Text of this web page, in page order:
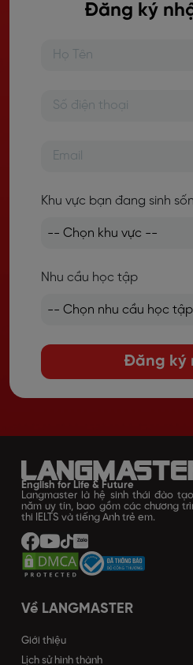
Đăng ký
Khu vực bạn đang sinh
Nhu cầu học tập
Đăng ký
English for Life & Future
Langmaster là hệ sinh thái đào
năm uy tín, bao gồm các chương
thi IELTS và tiếng Anh trẻ em.
Về LANGMASTER
Giới thiệu
Lịch sử hình thành